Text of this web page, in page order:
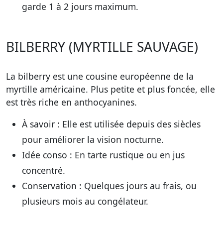
garde 1 à 2 jours maximum.
BILBERRY (MYRTILLE SAUVAGE)
La bilberry est une cousine européenne de la
myrtille américaine. Plus petite et plus foncée, elle
est très riche en anthocyanines.
À savoir : Elle est utilisée depuis des siècles
pour améliorer la vision nocturne.
Idée conso : En tarte rustique ou en jus
concentré.
Conservation : Quelques jours au frais, ou
plusieurs mois au congélateur.